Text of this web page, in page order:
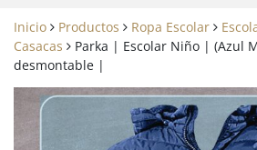
Inicio Productos Ropa Escolar
Casacas
Parka | Escolar Niño | (Azul
desmontable |